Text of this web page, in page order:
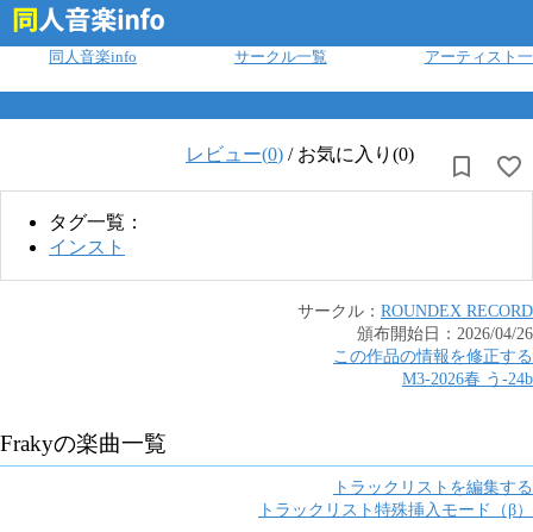
同人音楽info サークル一覧 アーティスト
レビュー(0) / お気に入り(0)
タグ一覧：
インスト
サークル： ROUNDEX RECORD
頒布開始日： 2026/04/26
この作品の情報を修正する
M3-2026春 う-24b
Frakyの楽曲一覧
トラックリストを編集する
トラックリスト特殊挿入モード（β）